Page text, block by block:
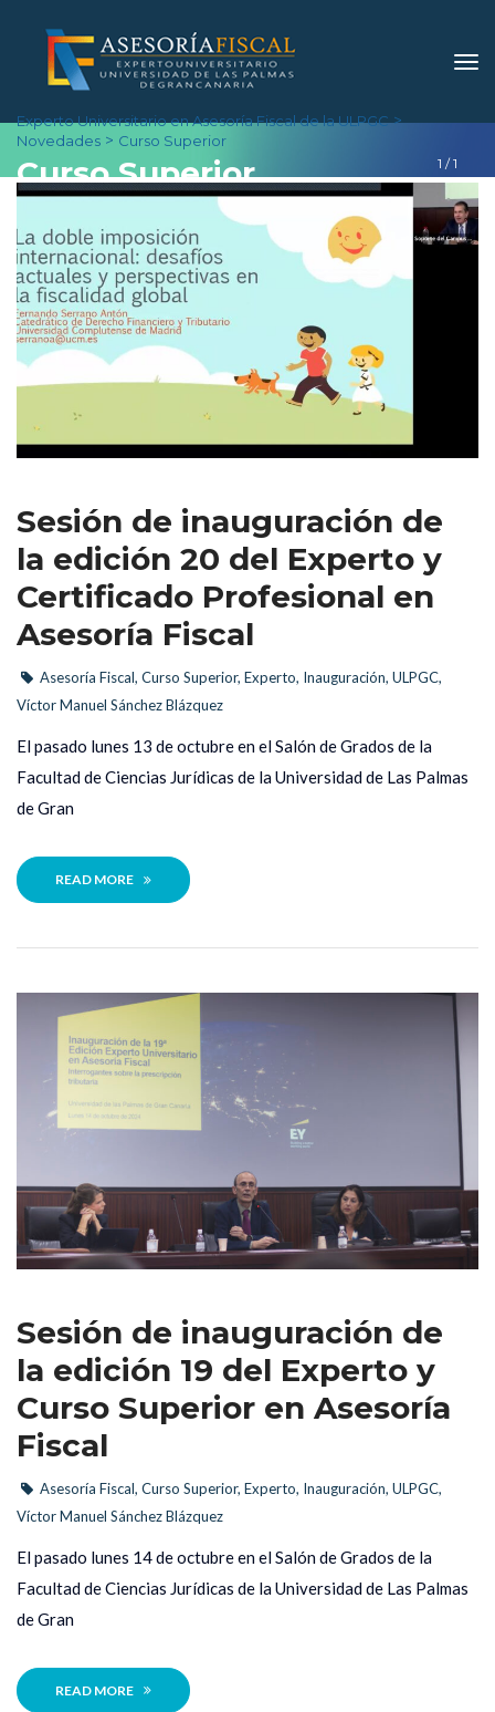
1 / 1
Experto Universitario en Asesoría Fiscal de la ULPGC >
Novedade > Curso Superior
Curso Superior
Sesión de inauguración de
la edición 20 del Experto y
Certificado Profesional en
Asesoría Fiscal
Asesoría Fiscal, Curso Superior, Experto, Inauguración, ULPGC,
Víctor Manuel Sánchez Blázquez
El pasado lunes 13 de octubre en el Salón de Grados de la
Facultad de Ciencias Jurídicas de la Universidad de Las Palmas
de Gran
READ MORE
Sesión de inauguración de
la edición 19 del Experto y
Curso Superior en Asesoría
Fiscal
Asesoría Fiscal, Curso Superior, Experto, Inauguración, ULPGC,
Víctor Manuel Sánchez Blázquez
El pasado lunes 14 de octubre en el Salón de Grados de la
Facultad de Ciencias Jurídicas de la Universidad de Las Palmas
de Gran
READ MORE